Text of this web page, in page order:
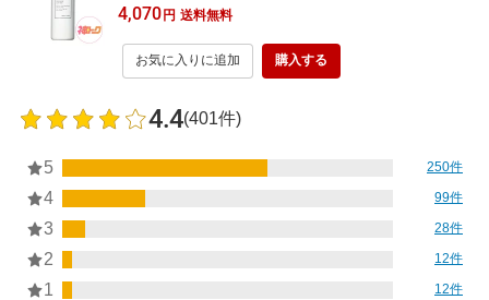
乾燥肌へお勧め 高保湿化粧水 トゥベール トゥヴェール エッ
センスローション
4,070円 送料無料
お気に入りに追加 購入する
4.4(401件)
5 250件
4 99件
3 28件
2 12件
1 12件